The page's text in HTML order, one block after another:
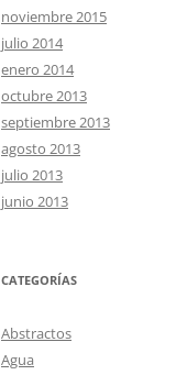
noviembre 2015
julio 2014
enero 2014
octubre 2013
septiembre 2013
agosto 2013
julio 2013
junio 2013
CATEGORÍAS
Abstractos
Agua